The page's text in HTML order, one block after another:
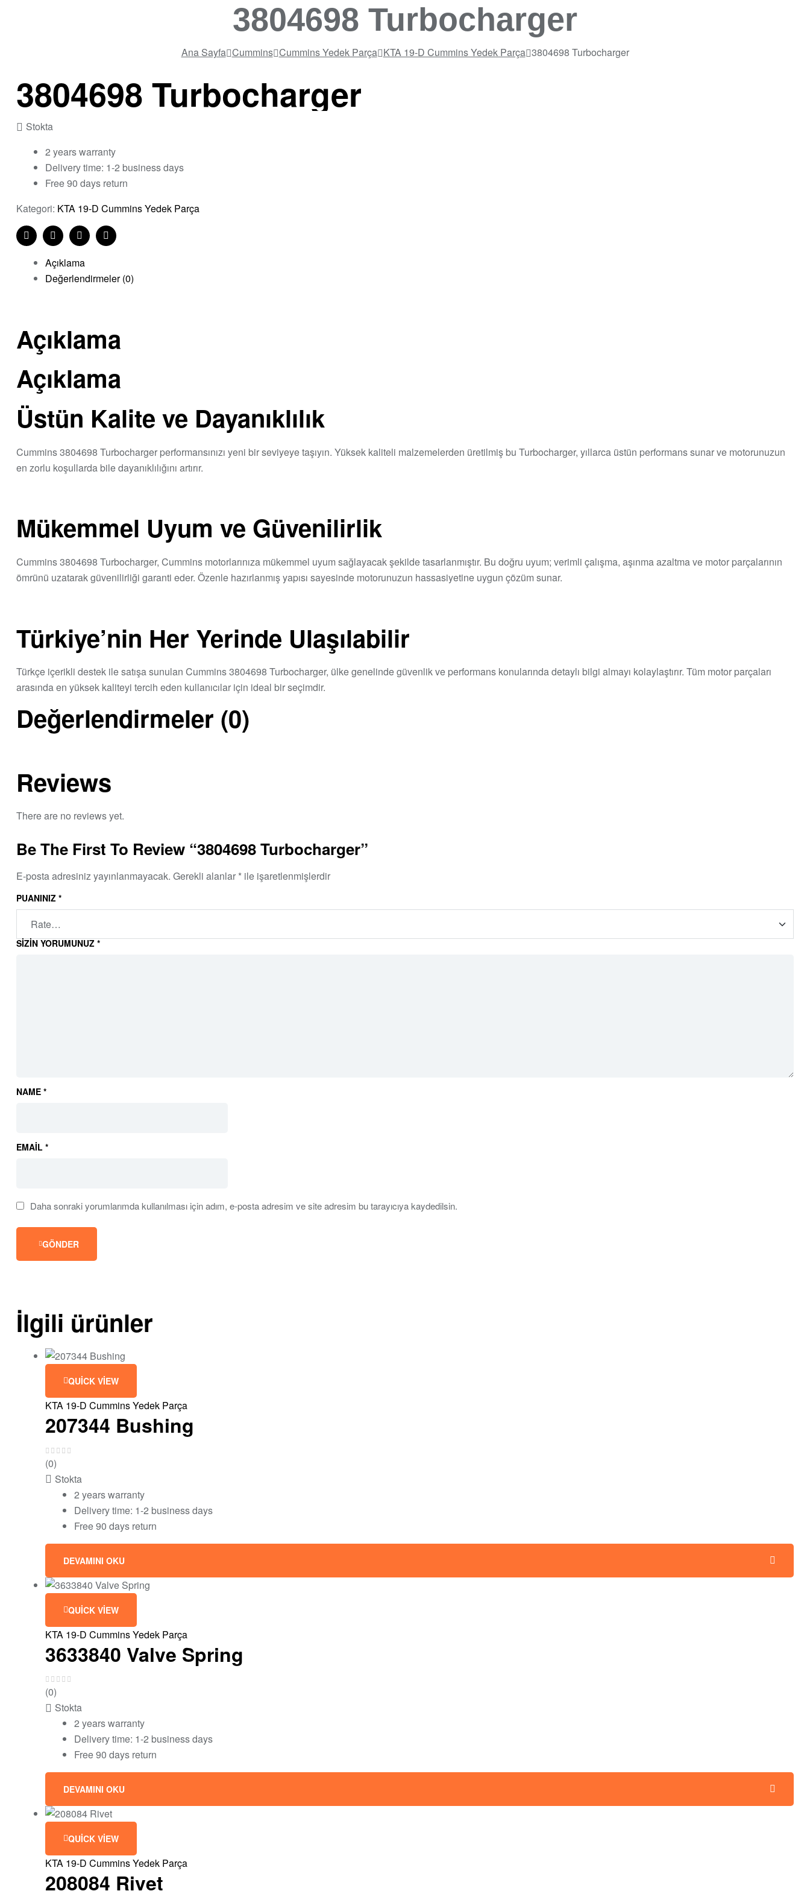
3804698 Turbocharger
Ana Sayfa Cummins Cummins Yedek Parça KTA 19-D Cummins Yedek Parça 3804698 Turbocharger
3804698 Turbocharger
Stokta
2 years warranty
Delivery time: 1-2 business days
Free 90 days return
Kategori: KTA 19-D Cummins Yedek Parça
Share:
FacebookTwitterLinkedinPinterest
Açıklama
Değerlendirmeler (0)
Açıklama
Açıklama
Üstün Kalite ve Dayanıklılık
Cummins 3804698 Turbocharger performansınızı yeni bir seviyeye taşıyın. Yüksek kaliteli malzemelerden üretilmiş bu Turbocharger, yıllarca üstün performans sunar ve motorunuzun
en zorlu koşullarda bile dayanıklılığını artırır.
Mükemmel Uyum ve Güvenilirlik
Cummins 3804698 Turbocharger, Cummins motorlarınıza mükemmel uyum sağlayacak şekilde tasarlanmıştır. Bu doğru uyum; verimli çalışma, aşınma azaltma ve motor parçalarının
ömrünü uzatarak güvenilirliği garanti eder. Özenle hazırlanmış yapısı sayesinde motorunuzun hassasiyetine uygun çözüm sunar.
Türkiye’nin Her Yerinde Ulaşılabilir
Türkçe içerikli destek ile satışa sunulan Cummins 3804698 Turbocharger, ülke genelinde güvenlik ve performans konularında detaylı bilgi almayı kolaylaştırır. Tüm motor parçaları
arasında en yüksek kaliteyi tercih eden kullanıcılar için ideal bir seçimdir.
Değerlendirmeler (0)
Reviews
There are no reviews yet.
Be The First To Review “3804698 Turbocharger”
E-posta adresiniz yayınlanmayacak. Gerekli alanlar * ile işaretlenmişlerdir
PUANINIZ *
SIZIN YORUMUNUZ*
NAME *
EMAIL *
Daha sonraki yorumlarımda kullanılması için adım, e-posta adresim ve site adresim bu tarayıcıya kaydedilsin.
GÖNDER
İlgili ürünler
QUICK VIEW
KTA 19-D Cummins Yedek Parça
207344 Bushing
(0)
Stokta
2 years warranty
Delivery time: 1-2 business days
Free 90 days return
DEVAMINI OKU
QUICK VIEW
KTA 19-D Cummins Yedek Parça
3633840 Valve Spring
(0)
Stokta
2 years warranty
Delivery time: 1-2 business days
Free 90 days return
DEVAMINI OKU
QUICK VIEW
KTA 19-D Cummins Yedek Parça
208084 Rivet